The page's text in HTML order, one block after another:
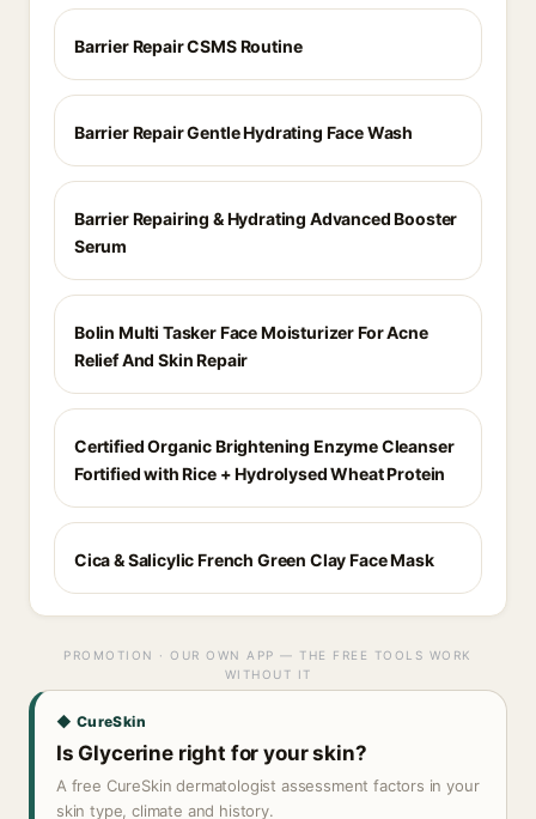
Barrier Repair CSMS Routine
Barrier Repair Gentle Hydrating Face Wash
Barrier Repairing & Hydrating Advanced Booster
Serum
Bolin Multi Tasker Face Moisturizer For Acne
Relief And Skin Repair
Certified Organic Brightening Enzyme Cleanser
Fortified with Rice + Hydrolysed Wheat Protein
Cica & Salicylic French Green Clay Face Mask
PROMOTION · OUR OWN APP — THE FREE TOOLS WORK
WITHOUT IT
◆ CureSkin
Is Glycerine right for your skin?
A free CureSkin dermatologist assessment factors in your
skin type, climate and history.